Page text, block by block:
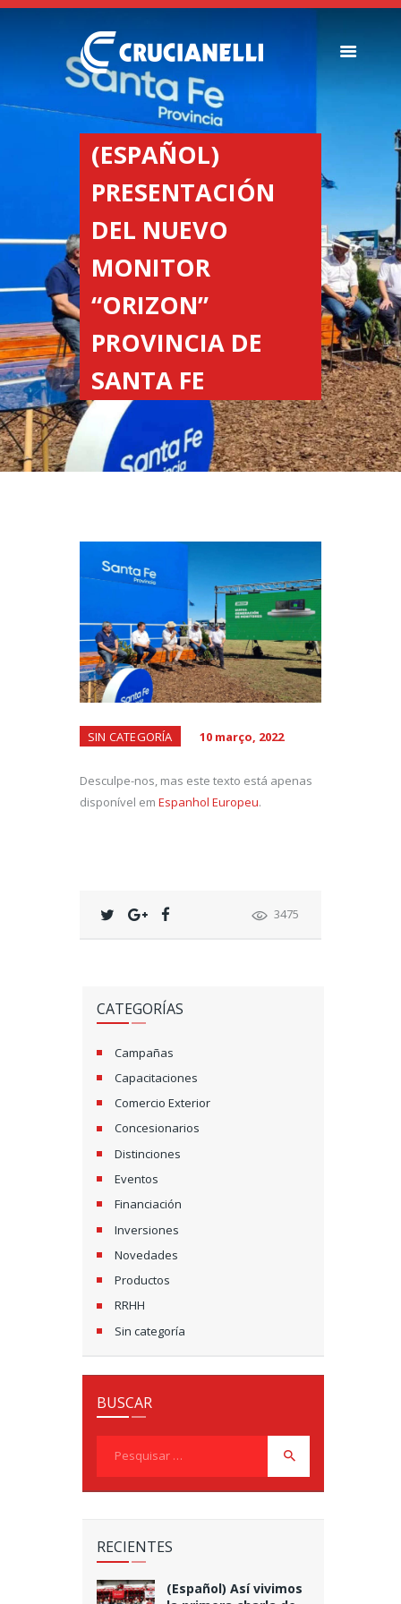
(ESPAÑOL)
PRESENTACIÓN
DEL NUEVO
MONITOR
“ORIZON”
PROVINCIA DE
SANTA FE
SEMEADORES
ESPALHADORES DE
FERTILIZANTES
INSTITUCIONAL
CONCESIONARIOS
NOVEDADES
NOSSA EMPRESA
CONTACTO
SIN CATEGORÍA 10 março, 2022
Desculpe-nos, mas este texto está apenas
disponível em Espanhol Europeu.
3475
CATEGORÍAS
Campañas
Capacitaciones
Comercio Exterior
Concesionarios
Distinciones
Eventos
Financiación
Inversiones
Novedades
Productos
RRHH
Sin categoría
BUSCAR
RECIENTES
(Español) Así vivimos